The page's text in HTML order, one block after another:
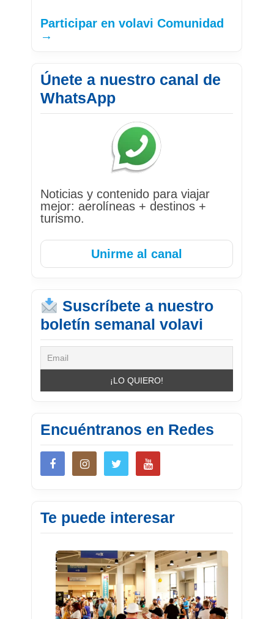
Participar en volavi Comunidad
→
Únete a nuestro canal de
WhatsApp
Noticias y contenido para viajar
mejor: aerolíneas + destinos +
turismo.
Unirme al canal
Suscríbete a nuestro
boletín semanal volavi
Encuéntranos en Redes
Te puede interesar